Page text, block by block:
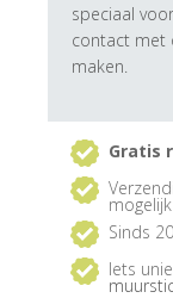
speciaal
contact met
maken.
Gratis
mogelijk
Sinds
Iets